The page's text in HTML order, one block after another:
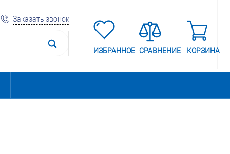
Заказать звонок
ИЗБРАННОЕ СРАВНЕНИЕ КОРЗИНА